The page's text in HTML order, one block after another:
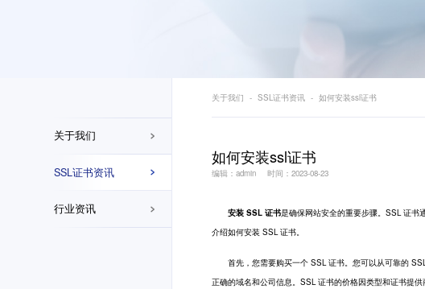
关于我们
SSL证书资讯
行业资讯
关于我们 SSL证书资讯 如何安装ssl证书
如何安装ssl证书
编辑：admin 时间：2023-08-23
安装 SSL 证书是确保网站安全的重要步骤。SSL 证书
介绍如何安装 SSL 证书。
首先，您需要购买一个 SSL 证书。您可以从可靠的 SSL
正确的域名和公司信息。SSL 证书的价格因类型和证书提